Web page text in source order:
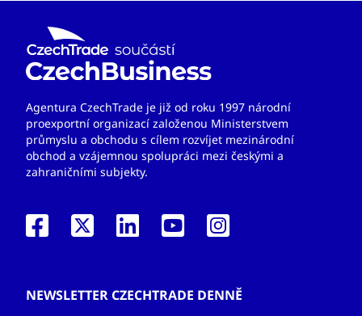
Agentura CzechTrade je již od roku 1997 národní
proexportní organizací založenou Ministerstvem
průmyslu a obchodu s cílem rozvíjet mezinárodní
obchod a vzájemnou spolupráci mezi českými a
zahraničními subjekty.
NEWSLETTER CZECHTRADE DENNĚ